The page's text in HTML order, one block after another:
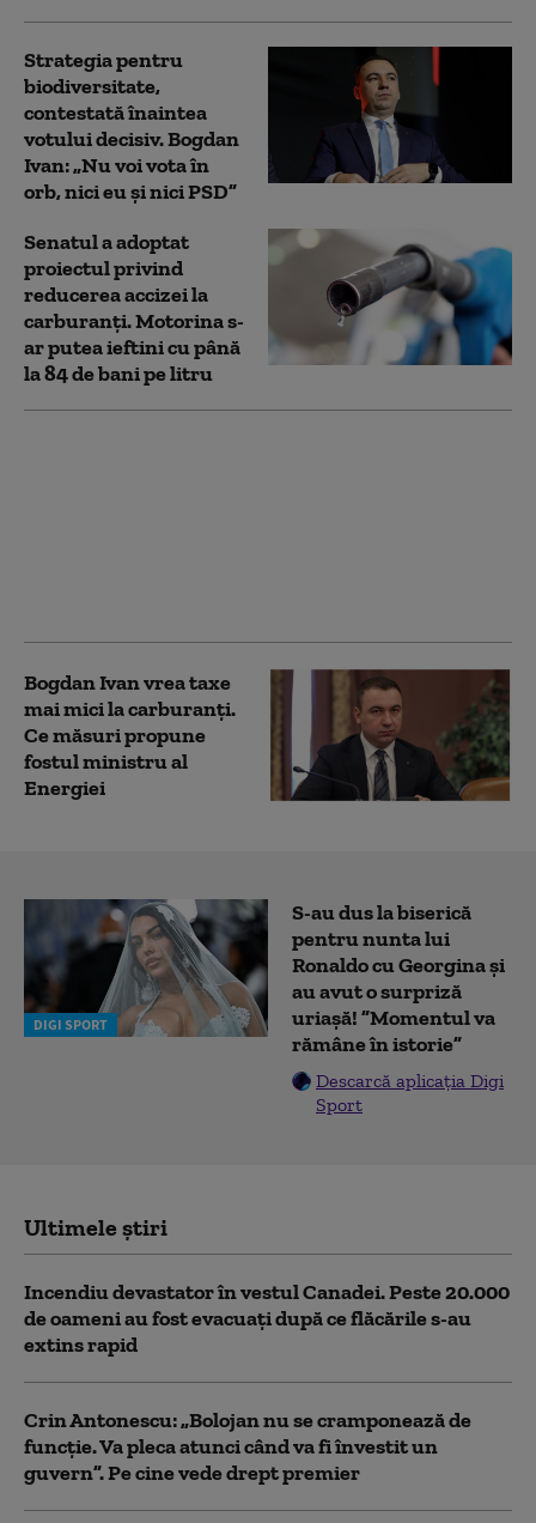
Strategia pentru
biodiversitate,
contestată înaintea
votului decisiv. Bogdan
Ivan: „Nu voi vota în
orb, nici eu și nici PSD”
Senatul a adoptat
proiectul privind
reducerea accizei la
carburanți. Motorina s-
ar putea ieftini cu până
la 84 de bani pe litru
Bogdan Ivan vrea taxe
mai mici la carburanți.
Ce măsuri propune
fostul ministru al
Energiei
DIGI SPORT
S-au dus la biserică
pentru nunta lui
Ronaldo cu Georgina și
au avut o surpriză
uriașă! ”Momentul va
rămâne în istorie”
Descarcă aplicația Digi
Sport
Ultimele știri
Incendiu devastator în vestul Canadei. Peste 20.000
de oameni au fost evacuați după ce flăcările s-au
extins rapid
Crin Antonescu: „Bolojan nu se cramponează de
funcție. Va pleca atunci când va fi învestit un
guvern”. Pe cine vede drept premier